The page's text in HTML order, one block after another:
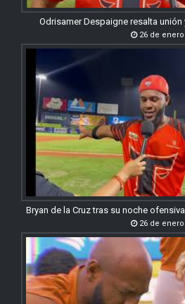
Odrisamer Despaigne resalta
26 de enero
Bryan de la Cruz tras su noche
26 de enero